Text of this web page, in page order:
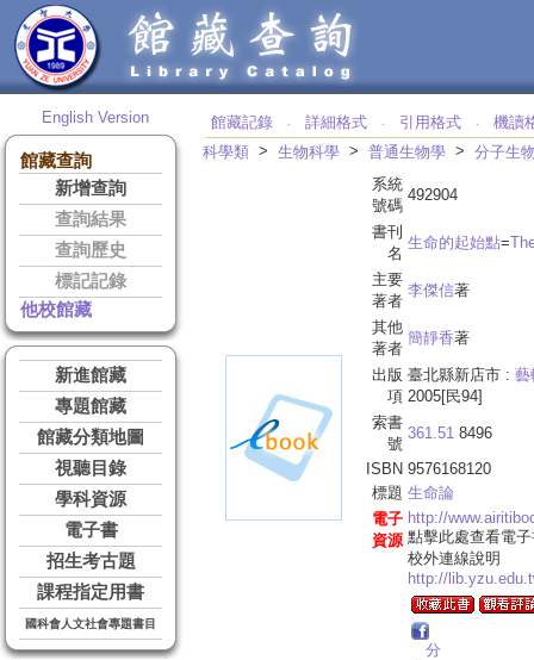
English Version
館藏查詢
新增查詢
查詢結果
查詢歷史
標記記錄
他校館藏
新進館藏
專題館藏
館藏分類地圖
視聽目錄
學科資源
電子書
招生考古題
課程指定用書
國科會人文社會專題書目
館藏記錄 ‧ 詳細格式 ‧ 引用格式 ‧
機讀
科學類 > 生物科學 > 普通生物學 > 分子生
系統
號碼
492904
書刊
名
生命的起始點=
主要
著者
李傑信著
其他
著者
簡靜香著
出版
項
臺北縣新店市 : 藝
2005[民94]
索書
號
361.51 8496
ISBN 9576168120
標題 生命論
電子
資源
http://
點擊此處查看電
校外連線說明
http://
分